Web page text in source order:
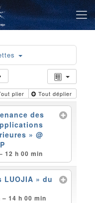
plier Tout déplier
des
»@
12 h 00 min
LUOJIA » du
14 h 00 min